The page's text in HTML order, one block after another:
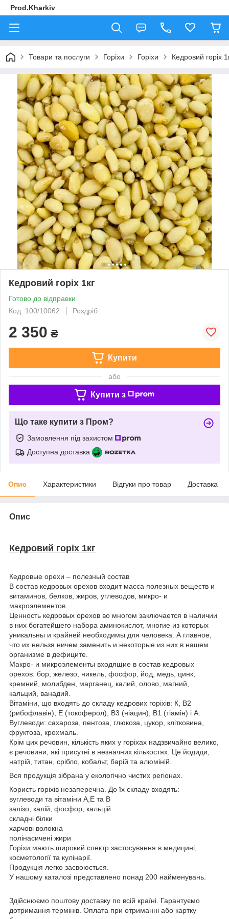
Prod.Kharkiv
Товари та послуги Горіхи Горіхи Кедровий горіх
Кедровий горіх 1кг
Готово до відправки
Код: 100/10062
Роздріб
2 350 ₴
Купити
або
Купити з
Що таке купити з Пром?
Замовлення під захистом
Доступна доставка
Опис Характеристики Відгуки про товар Доставка
Опис
Кедровий горіх 1кг
Кедровые орехи – полезный состав
В состав кедровых орехов входит масса полезных веществ и
витаминов, белков, жиров, углеводов, микро- и
макроэлементов.
Ценность кедровых орехов во многом заключается в наличии
в них богатейшего набора аминокислот, многие из которых
уникальны и крайней необходимы для человека. А главное,
что их нельзя ничем заменить и некоторые из них в нашем
организме в дефиците.
Макро- и микроэлементы входящие в состав кедровых
орехов: бор, железо, никель, фосфор, йод, медь, цинк,
кремний, молибден, марганец, калий, олово, магний,
кальций, ванадий.
Вітаміни, що входять до складу кедрових горіхів: К, В2
(рибофлавін), Е (токоферол), В3 (ніацин), В1 (тіамін) і А.
Вуглеводи: сахароза, пентоза, глюкоза, цукор, клітковина,
фруктоза, крохмаль.
Крім цих речовин, кількість яких у горіхах надзвичайно велико,
є речовини, які присутні в незначних кількостях. Це йодиди,
натрій, титан, срібло, кобальт, барій та алюміній.
Вся продукція зібрана у екологічно чистих регіонах.
Користь горіхів незаперечна. До їх складу входять:
вуглеводи та вітаміни А,Е та В
залізо, калій, фосфор, кальцій
складні білки
харчові волокна
полінасичені жири
Горіхи мають широкий спектр застосування в медицині,
косметології та кулінарії.
Продукція легко засвоюється.
У нашому каталозі представлено понад 200 найменувань.
Здійснюємо поштову доставку по всій країні. Гарантуємо
дотримання термінів. Оплата при отриманні або картку